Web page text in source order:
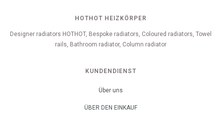
HOTHOT HEIZKÖRPER
Designer radiators HOTHOT, Bespoke radiators, Coloured radiators, Towel
rails, Bathroom radiator, Column radiator
KUNDENDIENST
Über uns
ÜBER DEN EINKAUF